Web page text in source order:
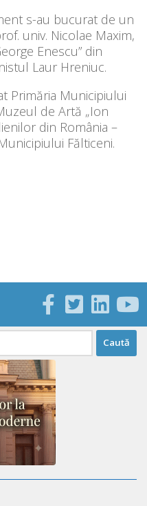
s-au bucurat de un
univ. Nicolae Maxim,
Enescu” din
Laur Hreniuc.
Primăria Municipiului
de Artă „Ion
din România –
Fălticeni.